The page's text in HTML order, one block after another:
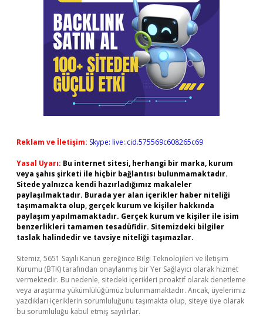
Reklam ve İletişim: Skype: live:.cid.575569c608265c69
Yasal Uyarı: Bu internet sitesi, herhangi bir marka, kurum
veya şahıs şirketi ile hiçbir bağlantısı bulunmamaktadır.
Sitede yalnızca kendi hazırladığımız makaleler
paylaşılmaktadır. Burada yer alan içerikler haber niteliği
taşımamakta olup, gerçek kurum ve kişiler hakkında
paylaşım yapılmamaktadır. Gerçek kurum ve kişiler ile isim
benzerlikleri tamamen tesadüfidir. Sitemizdeki bilgiler
taslak halindedir ve tavsiye niteliği taşımazlar.
Sitemiz, 5651 Sayılı Kanun gereğince Bilgi Teknolojileri ve İletişim
Kurumu (BTK) tarafından onaylanmış bir Yer Sağlayıcı olarak hizmet
vermektedir. Bu nedenle, sitedeki içerikleri proaktif olarak denetleme
veya araştırma yükümlülüğümüz bulunmamaktadır. Ancak, üyelerimiz
yazdıkları içeriklerin sorumluluğunu taşımakta olup, siteye üye olarak
bu sorumluluğu kabul etmiş sayılırlar.